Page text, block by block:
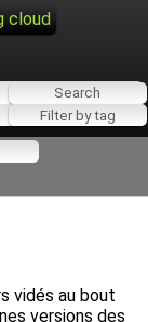
cloud
vidés au bout
versions des